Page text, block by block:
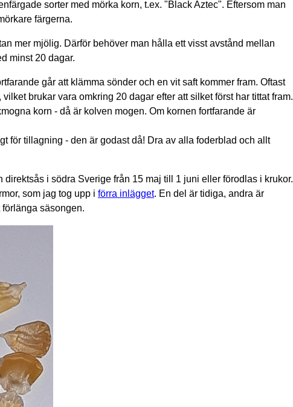
sorter med mörka korn, t.ex. "Black Aztec". Eftersom man
färgerna.
mer mjölig. Därför behöver man hålla ett visst avstånd mellan
minst 20 dagar.
går att klämma sönder och en vit saft kommer fram. Oftast
brukar vara omkring 20 dagar efter att silket först har tittat fram.
korn - då är kolven mogen. Om kornen fortfarande är
för tillagning - den är godast då! Dra av alla foderblad och allt
i södra Sverige från 15 maj till 1 juni eller förodlas i krukor.
som jag tog upp i förra inlägget. En del är tidiga, andra är
säsongen.